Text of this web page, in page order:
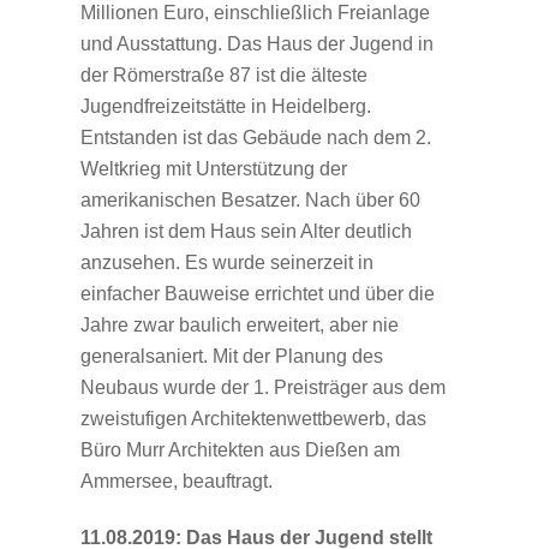
Millionen Euro, einschließlich Freianlage
und Ausstattung. Das Haus der Jugend in
der Römerstraße 87 ist die älteste
Jugendfreizeitstätte in Heidelberg.
Entstanden ist das Gebäude nach dem 2.
Weltkrieg mit Unterstützung der
amerikanischen Besatzer. Nach über 60
Jahren ist dem Haus sein Alter deutlich
anzusehen. Es wurde seinerzeit in
einfacher Bauweise errichtet und über die
Jahre zwar baulich erweitert, aber nie
generalsaniert. Mit der Planung des
Neubaus wurde der 1. Preisträger aus dem
zweistufigen Architektenwettbewerb, das
Büro Murr Architekten aus Dießen am
Ammersee, beauftragt.
11.08.2019: Das Haus der Jugend stellt